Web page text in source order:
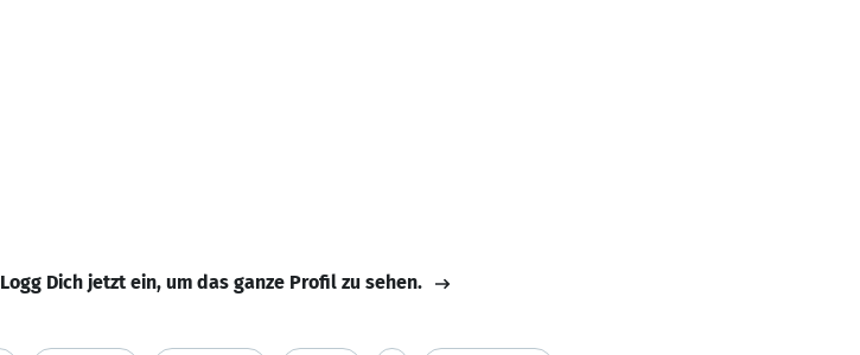
Logg Dich jetzt ein, um das ganze Profil zu sehen.